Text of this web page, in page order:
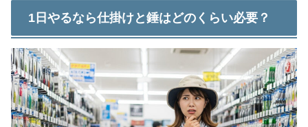
1日やるなら仕掛けと錘はどのくらい必要？